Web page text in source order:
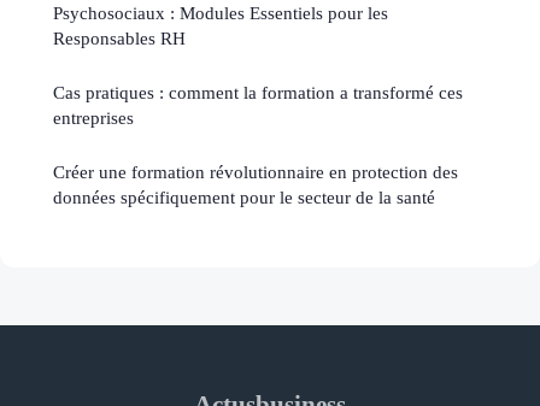
Psychosociaux : Modules Essentiels pour les
Responsables RH
Cas pratiques : comment la formation a transformé ces
entreprises
Créer une formation révolutionnaire en protection des
données spécifiquement pour le secteur de la santé